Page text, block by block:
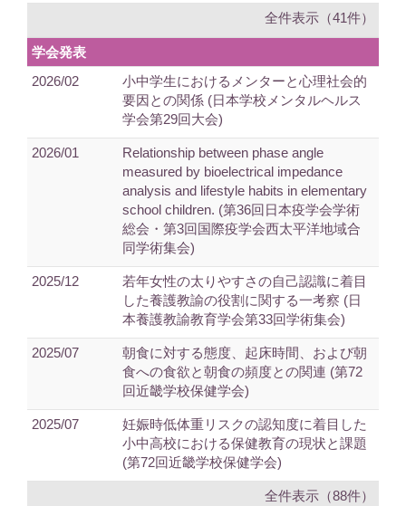
全件表示（41件）
学会発表
2026/02
小中学生におけるメンターと心理社会的
要因との関係 (日本学校メンタルヘルス
学会第29回大会)
2026/01
Relationship between phase angle
measured by bioelectrical impedance
analysis and lifestyle habits in elementary
school children. (第36回日本疫学会学術
総会・第3回国際疫学会西太平洋地域合
同学術集会)
2025/12
若年女性の太りやすさの自己認識に着目
した養護教諭の役割に関する一考察 (日
本養護教諭教育学会第33回学術集会)
2025/07
朝食に対する態度、起床時間、および朝
食への食欲と朝食の頻度との関連 (第72
回近畿学校保健学会)
2025/07
妊娠時低体重リスクの認知度に着目した
小中高校における保健教育の現状と課題
(第72回近畿学校保健学会)
全件表示（88件）